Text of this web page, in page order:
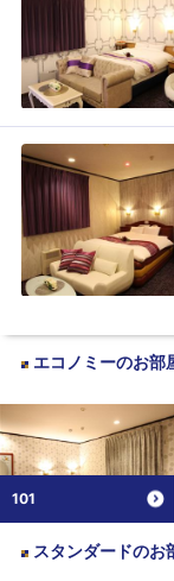
エコノミーのお部
101
スタンダードのお